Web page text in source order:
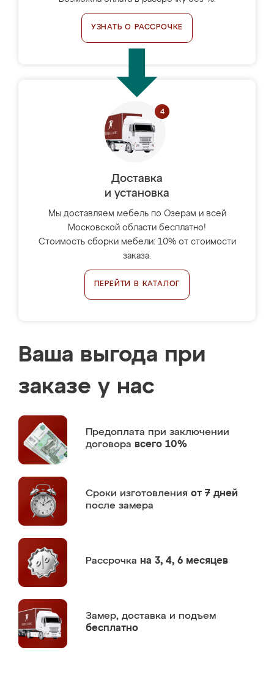
УЗНАТЬ О РАССРОЧКЕ
Доставка
и установка
Мы доставляем мебель по Озерам и всей
Московской области бесплатно!
Стоимость сборки мебели: 10% от стоимости
заказа.
ПЕРЕЙТИ В КАТАЛОГ
Ваша выгода при
заказе у нас
Предоплата при заключении
договора всего 10%
Сроки изготовления от 7 дней
после замера
Рассрочка на 3, 4, 6 месяцев
Замер, доставка и подъем
бесплатно